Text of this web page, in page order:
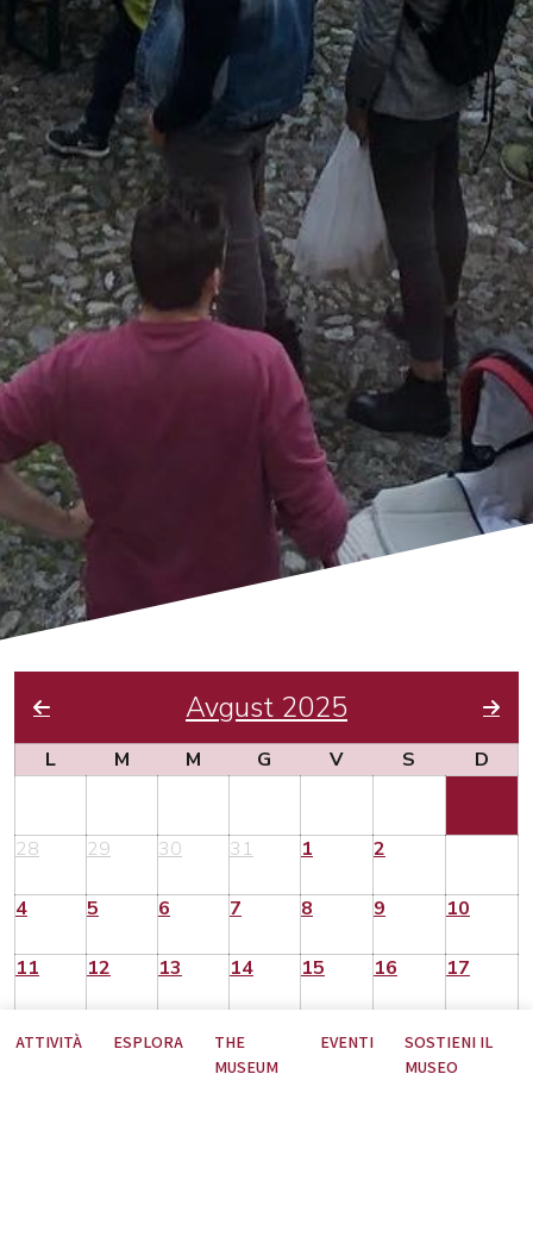
ATTIVITÀ ESPLORA
THE
MUSEUM
EVENTI
SOSTIENI IL
MUSEO
Avgust 2025
L M M G V S D
28 29 30 31 1 2
4 5 6 7 8 9 10
11 12 13 14 15 16 17